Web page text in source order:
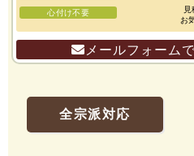
心付け不要
お
メールフォーム
全宗派対応